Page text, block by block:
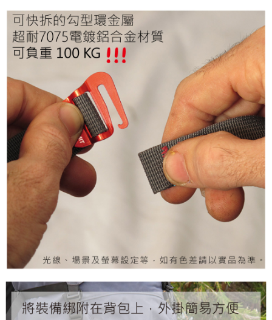
恩沛科技股份有限公司將有權停止該用戶之使用額度並採取法律行動。